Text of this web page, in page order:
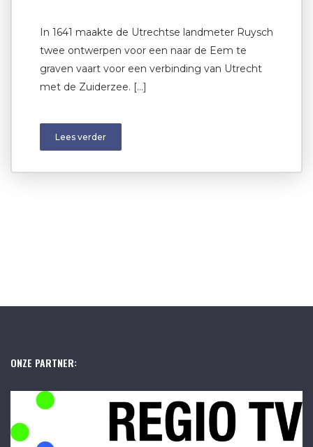
In 1641 maakte de Utrechtse landmeter Ruysch
twee ontwerpen voor een naar de Eem te
graven vaart voor een verbinding van Utrecht
met de Zuiderzee. […]
Lees verder
ONZE PARTNER: